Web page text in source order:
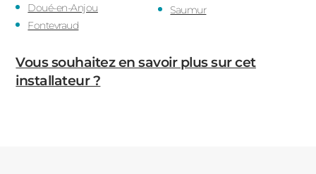
Doué-en-Anjou
Fontevraud
Saumur
Vous souhaitez en savoir plus sur cet
installateur ?